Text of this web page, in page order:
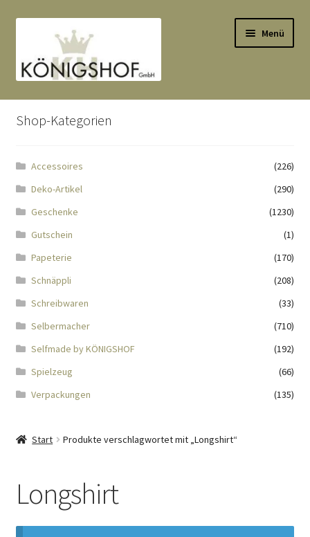
Navigation
springen
springen
Menü
Start
Anlässe
Datenauszug
Echtheit von Bewertungen
Impressum
Kasse
KÖNIGSHOF-Lädeli
Kontaktformular
Shop-Kategorien
Accessoires
(226)
Deko-Artikel
(290)
Geschenke
(1230)
Gutschein
(1)
Papeterie
(170)
Schnäppli
(208)
Schreibwaren
(33)
Selbermacher
(710)
Selfmade by KÖNIGSHOF
(192)
Spielzeug
(66)
Verpackungen
(135)
Start Produkte verschlagwortet mit „Longshirt“
Longshirt